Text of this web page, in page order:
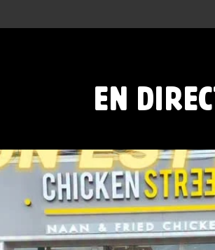
EN
CHICKEN STREET LENS EST LÀ
12 Place...
44 37